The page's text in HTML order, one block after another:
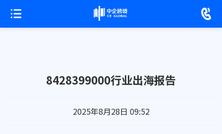
8428399000行业出海报告
2025年8月28日 09:52